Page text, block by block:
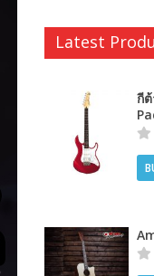
Latest
กี